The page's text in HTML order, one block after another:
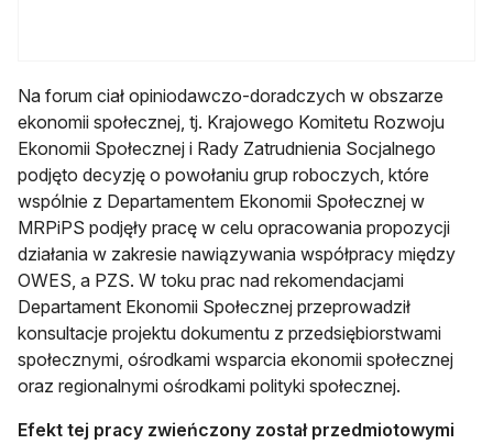
Na forum ciał opiniodawczo-doradczych w obszarze
ekonomii społecznej, tj. Krajowego Komitetu Rozwoju
Ekonomii Społecznej i Rady Zatrudnienia Socjalnego
podjęto decyzję o powołaniu grup roboczych, które
wspólnie z Departamentem Ekonomii Społecznej w
MRPiPS podjęły pracę w celu opracowania propozycji
działania w zakresie nawiązywania współpracy między
OWES, a PZS. W toku prac nad rekomendacjami
Departament Ekonomii Społecznej przeprowadził
konsultacje projektu dokumentu z przedsiębiorstwami
społecznymi, ośrodkami wsparcia ekonomii społecznej
oraz regionalnymi ośrodkami polityki społecznej.
Efekt tej pracy zwieńczony został przedmiotowymi